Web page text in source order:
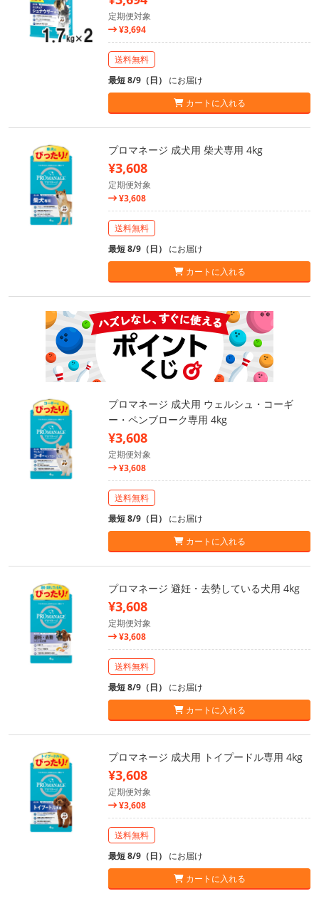
定期便対象
¥3,694
送料無料
最短 8/9（日） にお届け
カートに入れる
プロマネージ 成犬用 柴犬専用 4kg
¥3,608
定期便対象
¥3,608
送料無料
最短 8/9（日） にお届け
カートに入れる
プロマネージ 成犬用 ウェルシュ・コーギ
ー・ペンブローク専用 4kg
¥3,608
定期便対象
¥3,608
送料無料
最短 8/9（日） にお届け
カートに入れる
プロマネージ 避妊・去勢している犬用 4kg
¥3,608
定期便対象
¥3,608
送料無料
最短 8/9（日） にお届け
カートに入れる
プロマネージ 成犬用 トイプードル専用 4kg
¥3,608
定期便対象
¥3,608
送料無料
最短 8/9（日） にお届け
カートに入れる